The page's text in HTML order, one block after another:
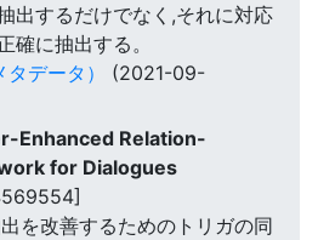
出するだけでなく,それに対応
確に抽出する。
データ）
(2021-09-
Enhanced Relation-
for Dialogues
を改善するためのトリガの同